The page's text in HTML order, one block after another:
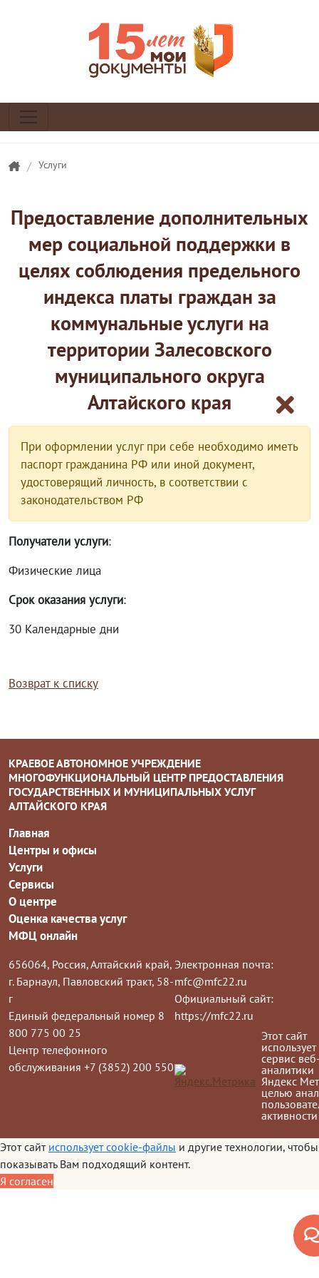
/ Услуги
Предоставление дополнительных
мер социальной поддержки в
целях соблюдения предельного
индекса платы граждан за
коммунальные услуги на
территории Залесовского
муниципального округа
Алтайского края
При оформлении услуг при себе необходимо иметь
паспорт гражданина РФ или иной документ,
удостоверящий личность, в соответствии с
законодательством РФ
Получатели услуги:
Физические лица
Срок оказания услуги:
30 Календарные дни
Возврат к списку
КРАЕВОЕ АВТОНОМНОЕ УЧРЕЖДЕНИЕ
МНОГОФУНКЦИОНАЛЬНЫЙ ЦЕНТР ПРЕДОСТАВЛЕНИЯ
ГОСУДАРСТВЕННЫХ И МУНИЦИПАЛЬНЫХ УСЛУГ
АЛТАЙСКОГО КРАЯ
Главная
Центры и офисы
Услуги
Сервисы
О центре
Оценка качества услуг
МФЦ онлайн
656064, Россия, Алтайский край,
г. Барнаул, Павловский тракт, 58-
г
Единый федеральный номер 8
800 775 00 25
Центр телефонного
обслуживания +7 (3852) 200 550
Электронная почта:
mfc@mfc22.ru
Официальный сайт:
https://mfc22.ru
Этот сайт
использует
сервис
аналитики
Яндекс
целью
активности
Этот сайт использует cookie-файлы и другие технологии, чтобы
показывать Вам подходящий контент.
Я согласен